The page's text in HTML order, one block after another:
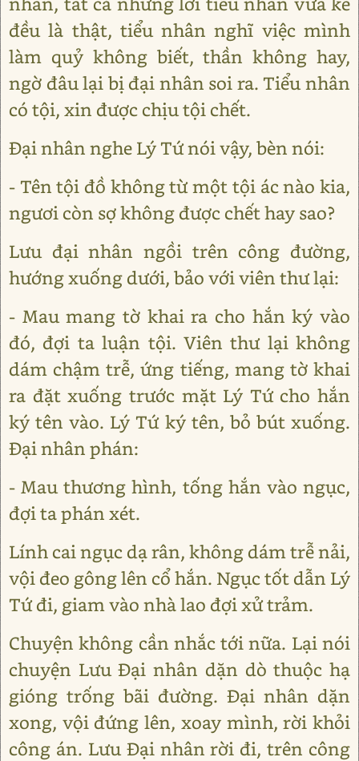
đều là thật, tiểu nhân nghĩ việc mình
làm quỷ không biết, thần không hay,
ngờ đâu lại bị đại nhân soi ra. Tiểu nhân
có tội, xin được chịu tội chết.
Đại nhân nghe Lý Tứ nói vậy, bèn nói:
- Tên tội đồ không từ một tội ác nào kia,
ngươi còn sợ không được chết hay sao?
Lưu đại nhân ngồi trên công đường,
hướng xuống dưới, bảo với viên thư lại:
- Mau mang tờ khai ra cho hắn ký vào
đó, đợi ta luận tội. Viên thư lại không
dám chậm trễ, ứng tiếng, mang tờ khai
ra đặt xuống trước mặt Lý Tứ cho hắn
ký tên vào. Lý Tứ ký tên, bỏ bút xuống.
Đại nhân phán:
- Mau thương hình, tống hắn vào ngục,
đợi ta phán xét.
Lính cai ngục dạ rân, không dám trễ nải,
vội đeo gông lên cổ hắn. Ngục tốt dẫn Lý
Tứ đi, giam vào nhà lao đợi xử trảm.
Chuyện không cần nhắc tới nữa. Lại nói
chuyện Lưu Đại nhân dặn dò thuộc hạ
gióng trống bãi đường. Đại nhân dặn
xong, vội đứng lên, xoay mình, rời khỏi
công án. Lưu Đại nhân rời đi, trên công